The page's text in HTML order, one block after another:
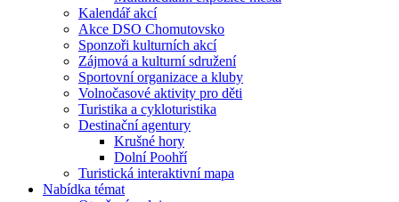
Kalendář akcí
Akce DSO Chomutovsko
Sponzoři kulturních akcí
Zájmová a kulturní sdružení
Sportovní organizace a kluby
Volnočasové aktivity pro děti
Turistika a cykloturistika
Destinační agentury
Krušné hory
Dolní Poohří
Turistická interaktivní mapa
Nabídka témat